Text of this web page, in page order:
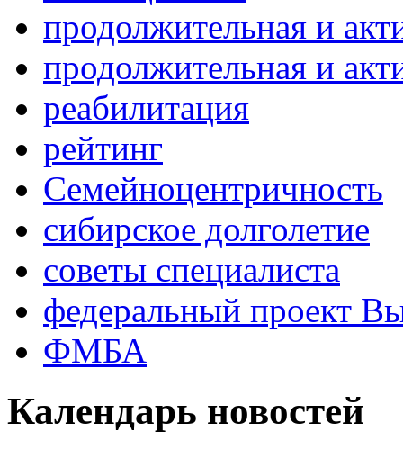
продолжительная и
продолжительная и
реабилитация
рейтинг
Семейноцентричность
сибирское долголетие
советы специалиста
федеральный проект
ФМБА
Календарь новостей